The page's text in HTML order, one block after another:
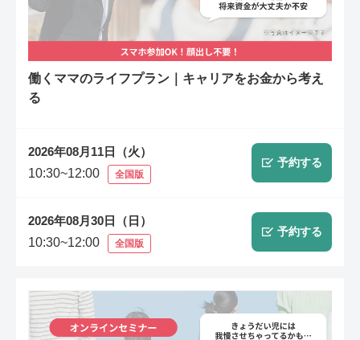
働くママのライフプラン｜キャリアをお金から考え
る
2026年08月11日（火）
10:30~12:00
全国版
予約する
2026年08月30日（日）
10:30~12:00
全国版
予約する